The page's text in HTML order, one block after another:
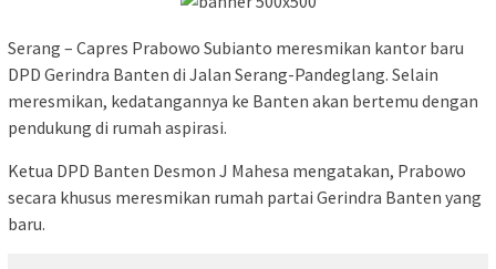
Serang – Capres Prabowo Subianto meresmikan kantor baru
DPD Gerindra Banten di Jalan Serang-Pandeglang. Selain
meresmikan, kedatangannya ke Banten akan bertemu dengan
pendukung di rumah aspirasi.
Ketua DPD Banten Desmon J Mahesa mengatakan, Prabowo
secara khusus meresmikan rumah partai Gerindra Banten yang
baru.